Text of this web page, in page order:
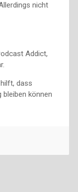
nicht
Addict,
dass
können